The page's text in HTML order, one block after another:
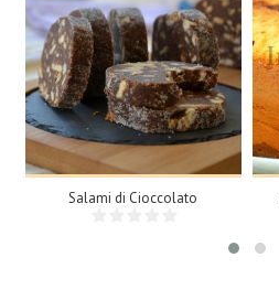
15 Fatias
N/A
Salami di Cioccolato